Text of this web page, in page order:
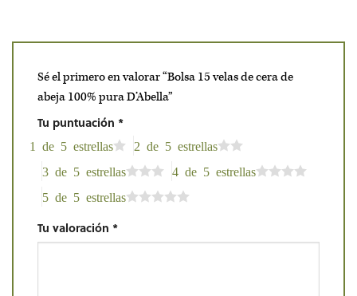
Sé el primero en valorar “Bolsa 15 velas de cera de
abeja 100% pura D’Abella”
Tu puntuación *
1 de 5 estrellas
2 de 5 estrellas
3 de 5 estrellas
4 de 5 estrellas
5 de 5 estrellas
Tu valoración *